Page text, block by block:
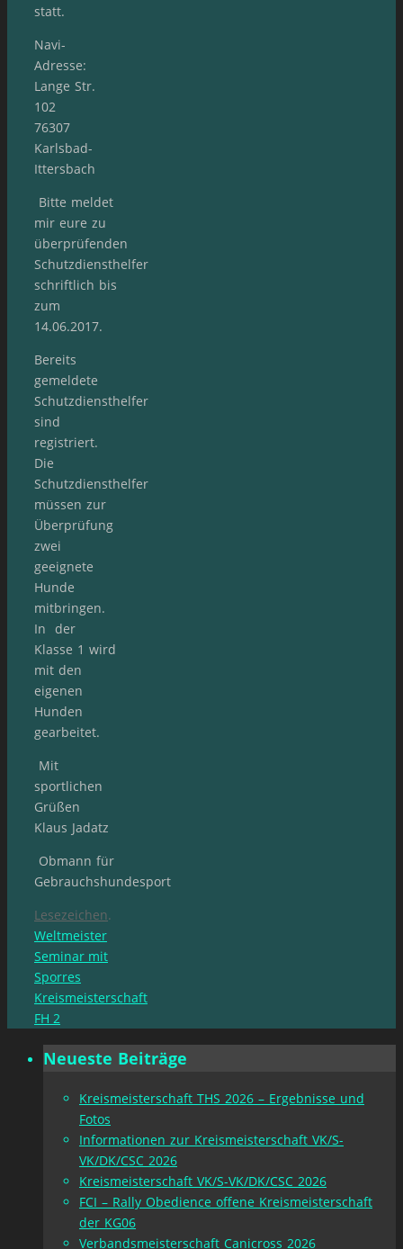
statt.
Navi-
Adresse:
Lange Str.
102
76307
Karlsbad-
Ittersbach
Bitte meldet
mir eure zu
überprüfenden
Schutzdiensthelfer
schriftlich bis
zum
14.06.2017.
Bereits
gemeldete
Schutzdiensthelfer
sind
registriert.
Die
Schutzdiensthelfer
müssen zur
Überprüfung
zwei
geeignete
Hunde
mitbringen.
In der
Klasse 1 wird
mit den
eigenen
Hunden
gearbeitet.
Mit
sportlichen
Grüßen
Klaus Jadatz
Obmann für
Gebrauchshundesport
Lesezeichen.
Weltmeister
Seminar mit
Sporres
Kreismeisterschaft
FH 2
Neueste Beiträge
Kreismeisterschaft THS 2026 – Ergebnisse und
Fotos
Informationen zur Kreismeisterschaft VK/S-
VK/DK/CSC 2026
Kreismeisterschaft VK/S-VK/DK/CSC 2026
FCI – Rally Obedience offene Kreismeisterschaft
der KG06
Verbandsmeisterschaft Canicross 2026